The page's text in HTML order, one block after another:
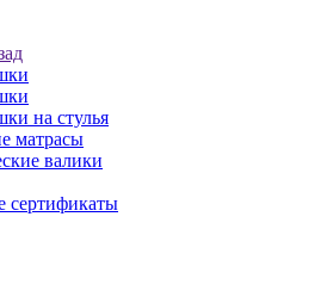
на стулья
матрасы
валики
сертификаты